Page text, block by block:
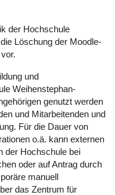
der Hochschule
Löschung der Moodle-
und
Weihenstephan-
genutzt werden
und Mitarbeitenden und
Für die Dauer von
o.ä. kann externen
der Hochschule bei
oder auf Antrag durch
manuell
das Zentrum für